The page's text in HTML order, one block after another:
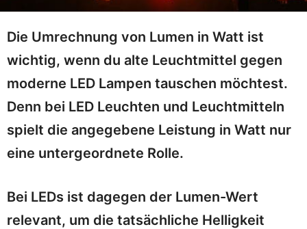
Die Umrechnung von Lumen in Watt ist
wichtig, wenn du alte Leuchtmittel gegen
moderne LED Lampen tauschen möchtest.
Denn bei LED Leuchten und Leuchtmitteln
spielt die angegebene Leistung in Watt nur
eine untergeordnete Rolle.
Bei LEDs ist dagegen der Lumen-Wert
relevant, um die tatsächliche Helligkeit